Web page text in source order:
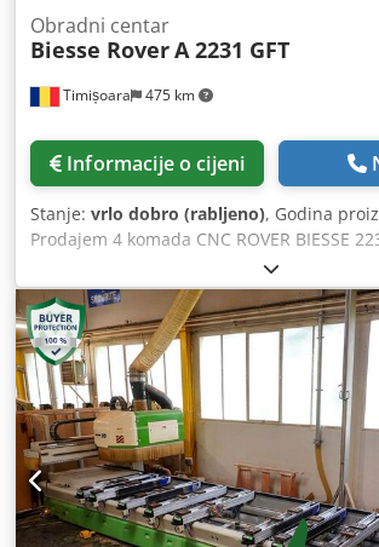
Timișoara 475 km
Obradni centar
Biesse RoverA 2231 GFT
Informacije o cijeni
Stanje: vrlo dobro (rabljeno), Godina
Prodajem 4 komada CNC ROVER BIESSE
proizvodnje: 2013., 2014., 2015., 2016. U
stanju. Dwedpfx Ajx Tbk Roqwea